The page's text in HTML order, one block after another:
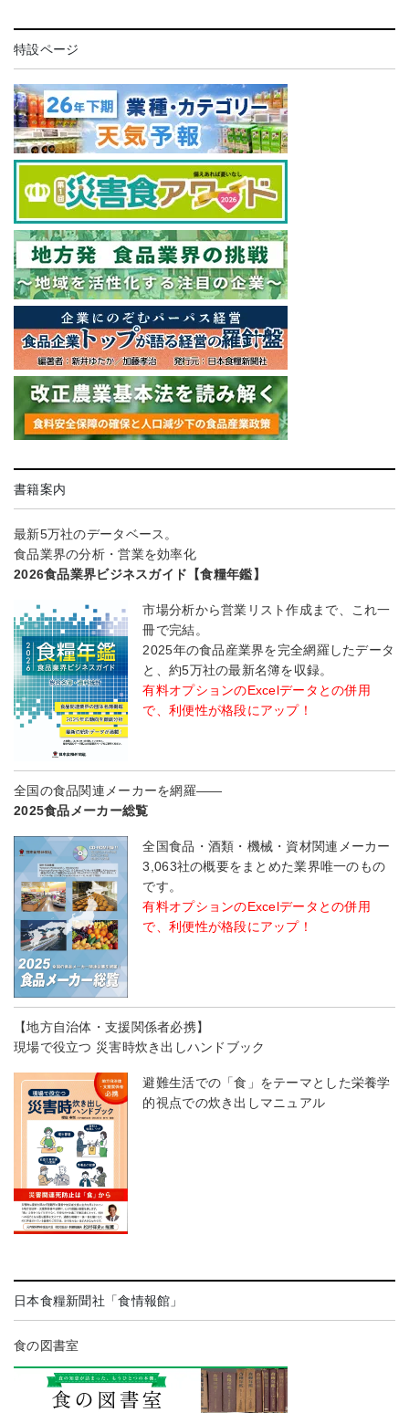
特設ページ
書籍案内
最新5万社のデータベース。
食品業界の分析・営業を効率化
2026食品業界ビジネスガイド【食糧年鑑】
市場分析から営業リスト作成まで、これ一
冊で完結。
2025年の食品産業界を完全網羅したデータ
と、約5万社の最新名簿を収録。
有料オプションのExcelデータとの併用
で、利便性が格段にアップ！
全国の食品関連メーカーを網羅――
2025食品メーカー総覧
全国食品・酒類・機械・資材関連メーカー
3,063社の概要をまとめた業界唯一のもの
です。
有料オプションのExcelデータとの併用
で、利便性が格段にアップ！
【地方自治体・支援関係者必携】
現場で役立つ 災害時炊き出しハンドブック
避難生活での「食」をテーマとした栄養学
的視点での炊き出しマニュアル
日本食糧新聞社「食情報館」
食の図書室